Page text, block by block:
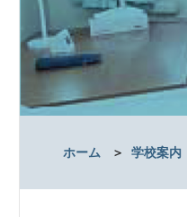
ホーム ＞ 学校案内